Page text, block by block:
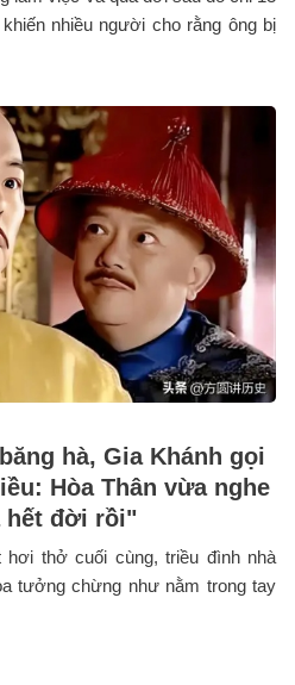
nhiều người cho rằng ông bị
hà, Gia Khánh gọi
Hòa Thân vừa nghe
hết đời rồi"
hơi thở cuối cùng, triều đình nhà
tưởng chừng như nằm trong tay